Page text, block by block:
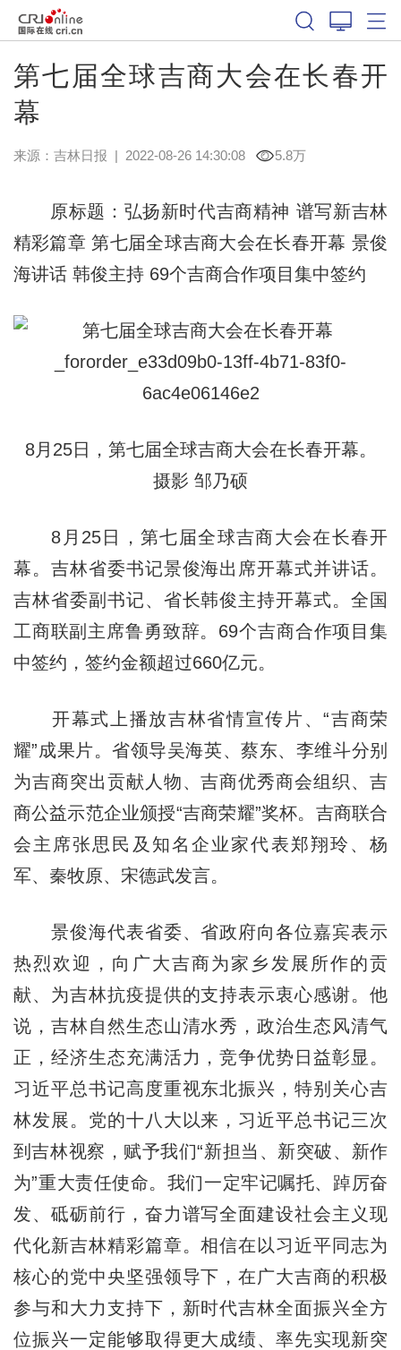
第七届全球吉商大会在长春开
幕
来源： 吉林日报 | 2022-08-26 14:30:08 5.8万
原标题：弘扬新时代吉商精神 谱写新吉林
精彩篇章 第七届全球吉商大会在长春开幕 景俊
海讲话 韩俊主持 69个吉商合作项目集中签约
8月25日，第七届全球吉商大会在长春开幕。
摄影 邹乃硕
8月25日，第七届全球吉商大会在长春开
幕。吉林省委书记景俊海出席开幕式并讲话。
吉林省委副书记、省长韩俊主持开幕式。全国
工商联副主席鲁勇致辞。69个吉商合作项目集
中签约，签约金额超过660亿元。
开幕式上播放吉林省情宣传片、“吉商荣
耀”成果片。省领导吴海英、蔡东、李维斗分别
为吉商突出贡献人物、吉商优秀商会组织、吉
商公益示范企业颁授“吉商荣耀”奖杯。吉商联合
会主席张思民及知名企业家代表郑翔玲、杨
军、秦牧原、宋德武发言。
景俊海代表省委、省政府向各位嘉宾表示
热烈欢迎，向广大吉商为家乡发展所作的贡
献、为吉林抗疫提供的支持表示衷心感谢。他
说，吉林自然生态山清水秀，政治生态风清气
正，经济生态充满活力，竞争优势日益彰显。
习近平总书记高度重视东北振兴，特别关心吉
林发展。党的十八大以来，习近平总书记三次
到吉林视察，赋予我们“新担当、新突破、新作
为”重大责任使命。我们一定牢记嘱托、踔厉奋
发、砥砺前行，奋力谱写全面建设社会主义现
代化新吉林精彩篇章。相信在以习近平同志为
核心的党中央坚强领导下，在广大吉商的积极
参与和大力支持下，新时代吉林全面振兴全方
位振兴一定能够取得更大成绩、率先实现新突